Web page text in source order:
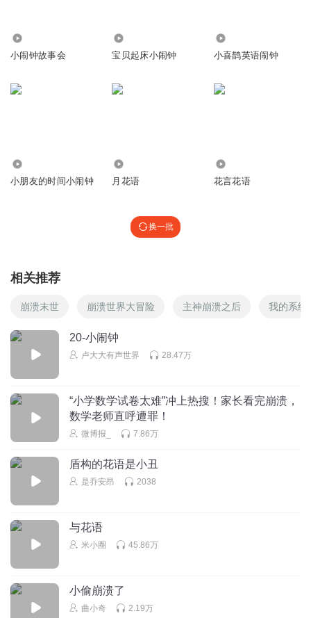
小闹钟故事会 宝贝起床小闹钟 小喜鹊英语闹钟
小朋友的时间小闹钟 月花语 花言花语
换一批
相关推荐
崩溃末世 崩溃世界大冒险 主神崩溃之后 我的系统
20-小闹钟
卢大大有声世界 28.47万
“小学数学试卷太难”冲上热搜！家长看完崩溃，
数学老师直呼遭罪！
微博报_ 7.86万
盾构的花语是小丑
是乔安昂 2038
与花语
米小圈 45.86万
小偷崩溃了
曲小奇 2.19万